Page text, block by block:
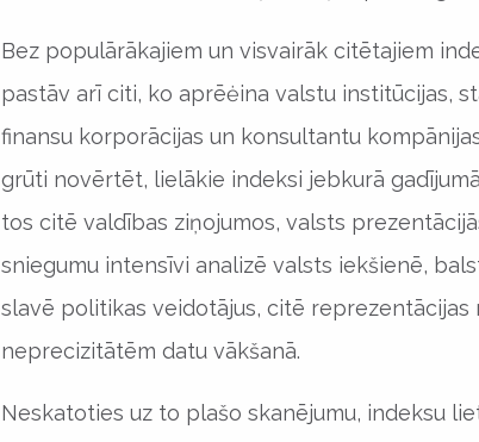
Bez populārākajiem un visvairāk citētajiem
pastāv arī citi, ko aprēėina valstu institūcijas,
finansu korporācijas un konsultantu
grūti novērtēt, lielākie indeksi jebkurā
tos citē valdības ziņojumos, valsts
sniegumu intensīvi analizē valsts iekšienē,
slavē politikas veidotājus, citē reprezentācijas
neprecizitātēm datu vākšanā.
Neskatoties uz to plašo skanējumu, indeksu